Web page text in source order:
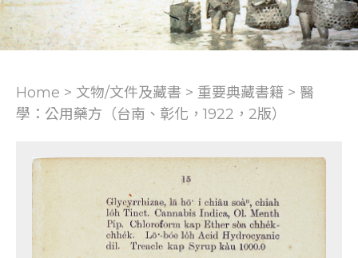
Home > 文物/文件及藏書 > 重要典藏書籍 > 醫
學：公用藥方（台南、彰化，1922，2版）